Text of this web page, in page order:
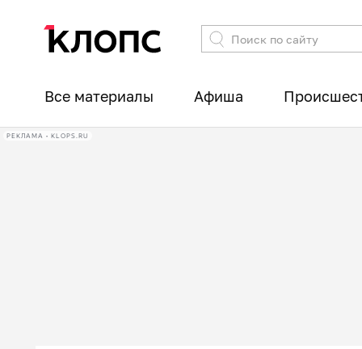
Все материалы Афиша
РЕКЛАМА • KLOPS.RU